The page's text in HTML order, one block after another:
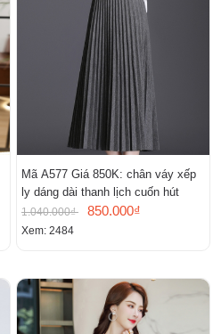
Mã A577 Giá 850K: chân váy xếp
ly dáng dài thanh lịch cuốn hút
1.040.000₫ 850.000₫
Xem: 2484